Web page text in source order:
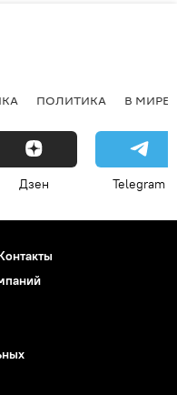
ПОЛИТИКА В МИРЕ
Дзен Telegram